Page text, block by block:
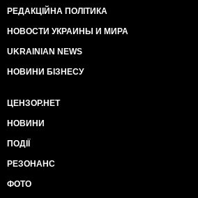
РЕДАКЦІЙНА ПОЛІТИКА
НОВОСТИ УКРАИНЫ И МИРА
UKRAINIAN NEWS
НОВИНИ БІЗНЕСУ
ЦЕНЗОР.НЕТ
НОВИНИ
ПОДІЇ
РЕЗОНАНС
ФОТО